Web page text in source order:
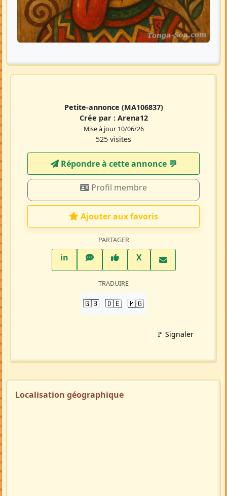
Petite-annonce (MA106837)
Crée par : Arena12
Mise à jour 10/06/26
525 visites
Répondre à cette annonce 💬​
Profil membre
Ajouter aux favoris
PARTAGER
inLinkedInWhatsAppFacebook
XTwitter X
TRADUIRE
🇬🇧 🇩🇪 🇲🇬
🚩 Signaler
Localisation géographique